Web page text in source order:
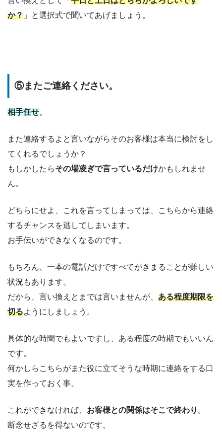
か？ 」と選択式で聞いてあげましょう。
⑤またご連絡ください。
相手任せ。
また連絡するよと言いながらそのお客様は本当に検討をし
てくれるでしょうか？
もしかしたらその場凌ぎで言っているだけかもしれませ
ん。
どちらにせよ、これを言ってしまっては、こちらから連絡
するチャンスを逃してしまいます。
お手伝いができなくなるのです。
もちろん、一本の電話だけですべてがきまることが難しい
状況もあります。
だから、言い換えとまでは言いませんが、 ある程度期限を
切るようにしましょう。
具体的な時間でもよいですし、ある程度の時期でもいいん
です。
何かしらこちらがまた役に立てそうな時期に連絡をする口
実を作っておく事。
これができなければ、 お客様との関係はそこで終わり 。
断念せざるを得ないのです。